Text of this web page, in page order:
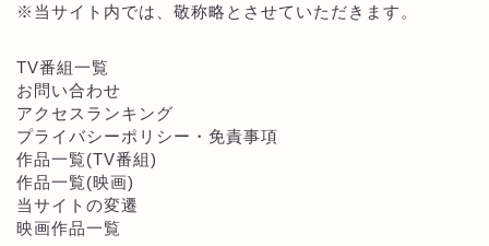
※当サイト内では、敬称略とさせていただきます。
TV番組一覧
お問い合わせ
アクセスランキング
プライバシーポリシー・免責事項
作品一覧(TV番組)
作品一覧(映画)
当サイトの変遷
映画作品一覧